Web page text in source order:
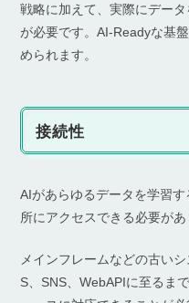
戦略に加えて、実際にデー
が必要です。AI-Readyな基
められます。
接続性
AIがあらゆるデータを学習
所にアクセスできる必要があ
メインフレームなどの古い
S、SNS、WebAPIに至るま